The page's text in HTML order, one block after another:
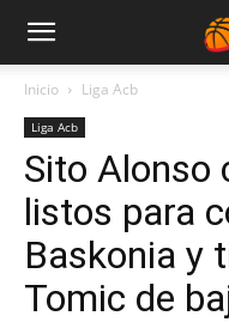
Inicio Liga Acb
Liga Acb
Sito Alonso
listos para
Baskonia y
Tomic de